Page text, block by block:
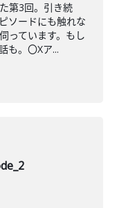
第3回。引き続
ソードにも触れな
っています。もし
も。〇Xア...